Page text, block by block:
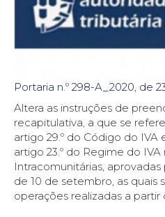
Portaria n.º 298-A_2020, de
Altera as instruções de
recapitulativa, a que se
artigo 29.º do Código do IVA
artigo 23.º do Regime do IVA
Intracomunitárias, aprovadas
de 10 de setembro, as quais
operações realizadas a partir